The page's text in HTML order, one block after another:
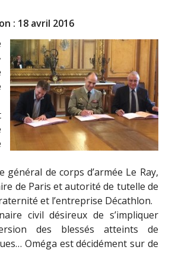
: 18 avril 2016
général de corps d’armée Le Ray,
de Paris et autorité de tutelle de
et l’entreprise Décathlon.
civil désireux de s’impliquer
des blessés atteints de
Oméga est décidément sur de